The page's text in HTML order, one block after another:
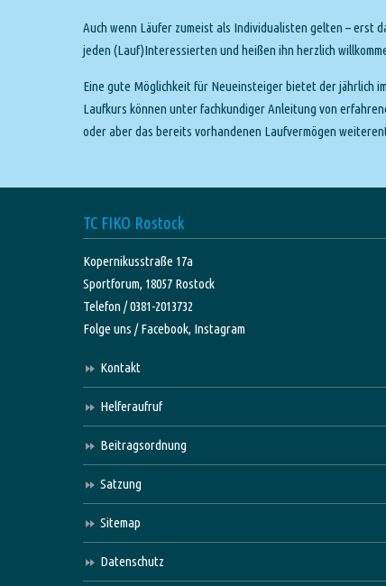
Auch wenn Läufer zumeist als Individualisten gelten – erst
jeden (Lauf)Interessierten und heißen ihn herzlich
Eine gute Möglichkeit für Neueinsteiger bietet der jährlich
Laufkurs können unter fachkundiger Anleitung von
oder aber das bereits vorhandenen Laufvermögen
TC FIKO Rostock
Kopernikusstraße 17a
Sportforum, 18057 Rostock
Telefon / 0381-2013732
Folge uns /Facebook, Instagram
Kontakt
Helferaufruf
Beitragsordnung
Satzung
Sitemap
Datenschutz